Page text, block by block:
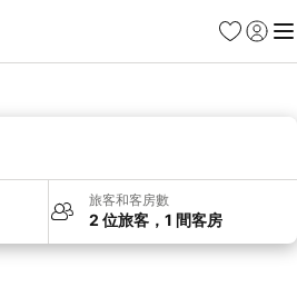
我的最愛
登入 選
旅客和客房數
2 位旅客，1 間客房